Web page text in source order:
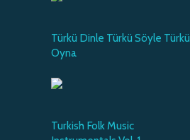
Türkü Dinle Türkü Söyle Türkü
Oyna
Turkish Folk Music